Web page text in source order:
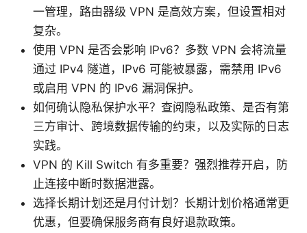
一管理，路由器级 VPN 是高效方案，但设置相对
复杂。
使用 VPN 是否会影响 IPv6？多数 VPN 会将流量
通过 IPv4 隧道，IPv6 可能被暴露，需禁用 IPv6
或启用 VPN 的 IPv6 漏洞保护。
如何确认隐私保护水平？查阅隐私政策、是否有第
三方审计、跨境数据传输的约束，以及实际的日志
实践。
VPN 的 Kill Switch 有多重要？强烈推荐开启，防
止连接中断时数据泄露。
选择长期计划还是月付计划？长期计划价格通常更
优惠，但要确保服务商有良好退款政策。